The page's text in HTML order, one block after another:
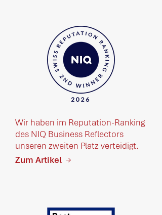
Wir haben im Reputation-Ranking
des NIQ Business Reflectors
unseren zweiten Platz verteidigt.
Zum Artikel →